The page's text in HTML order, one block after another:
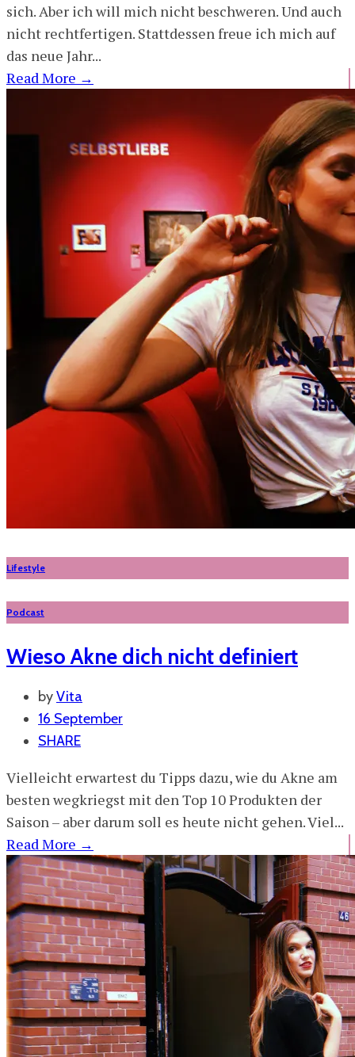
sich. Aber ich will mich nicht beschweren. Und auch
nicht rechtfertigen. Stattdessen freue ich mich auf
das neue Jahr...
Read More →
Lifestyle
Podcast
Wieso Akne dich nicht definiert
byVita
16 September
SHARE
Vielleicht erwartest du Tipps dazu, wie du Akne am
besten wegkriegst mit den Top 10 Produkten der
Saison – aber darum soll es heute nicht gehen. Viel...
Read More →